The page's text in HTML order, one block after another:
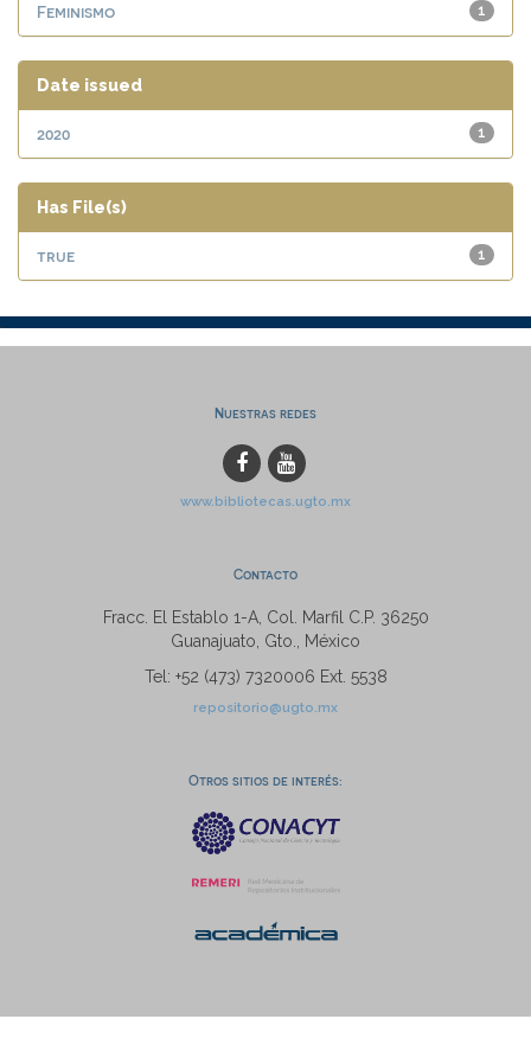
1
Feminismo
Date issued
1
2020
Has File(s)
1
true
Nuestras redes
www.bibliotecas.ugto.mx
Contacto
Fracc. El Establo 1-A, Col. Marfil C.P. 36250
Guanajuato, Gto., México
Tel: +52 (473) 7320006 Ext. 5538
repositorio@ugto.mx
Otros sitios de interés: